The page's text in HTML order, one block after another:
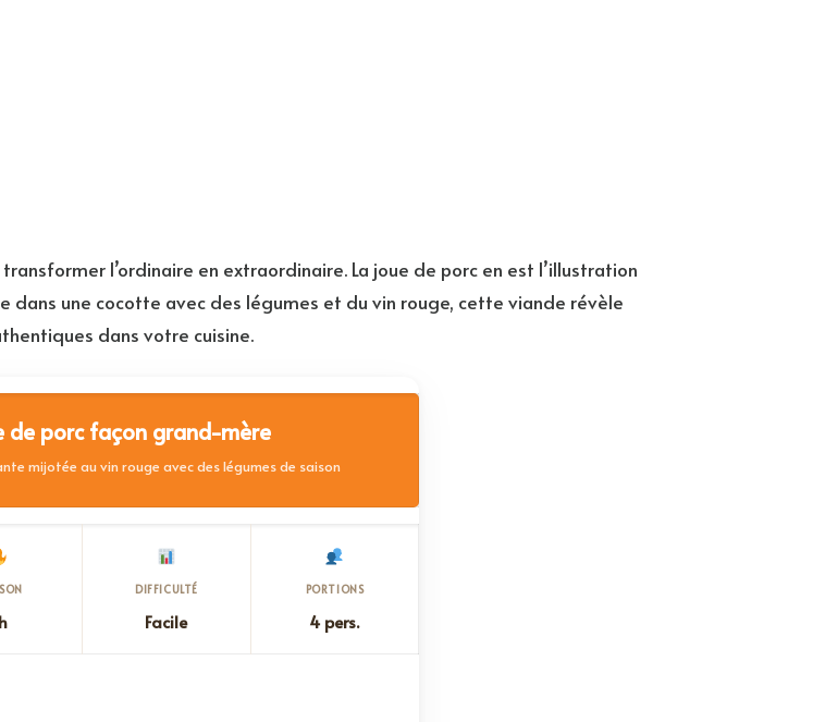
l’ordinaire en extraordinaire. La joue de porc en est l’illustration
une cocotte avec des légumes et du vin rouge, cette viande révèle
dans votre cuisine.
de porc façon grand-mère
mijotée au vin rouge avec des légumes de saison
DIFFICULTÉ
Facile
PORTIONS
4 pers.